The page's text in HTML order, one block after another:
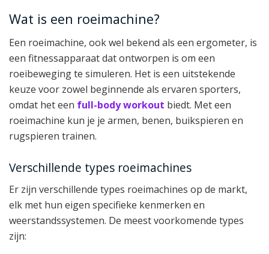
Wat is een roeimachine?
Een roeimachine, ook wel bekend als een ergometer, is
een fitnessapparaat dat ontworpen is om een
roeibeweging te simuleren. Het is een uitstekende
keuze voor zowel beginnende als ervaren sporters,
omdat het een full-body workout biedt. Met een
roeimachine kun je je armen, benen, buikspieren en
rugspieren trainen.
Verschillende types roeimachines
Er zijn verschillende types roeimachines op de markt,
elk met hun eigen specifieke kenmerken en
weerstandssystemen. De meest voorkomende types
zijn: